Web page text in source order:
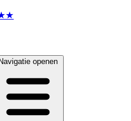
Navigatie openen